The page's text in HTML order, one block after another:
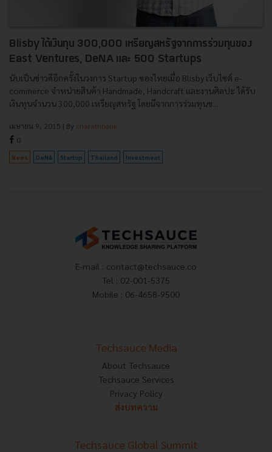
Blisby ได้เงินทุน 300,000 เหรียญสหรัฐจากการร่วมทุนของ
East Ventures, DeNA และ 500 Startups
นับเป็นข่าวดีอีกครั้งในวงการ Startup ของไทยเมื่อ Blisby เว็บไซต์ e-
commerce จำหน่ายสินค้า Handmade, Handcraft และงานศิลปะ ได้รับ
เงินทุนจำนวน 300,000 เหรียญสหรัฐ โดยมีจากการร่วมทุนข...
เมษายน 9, 2015 | By charathbank
0
News DeNA Startup Thailand Investment
E-mail : contact@techsauce.co
Tel : 02-001-5375
Mobile : 06-4658-9500
Techsauce Media
About Techsauce
Techsauce Services
Privacy Policy
ส่งบทความ
Techsauce Global Summit